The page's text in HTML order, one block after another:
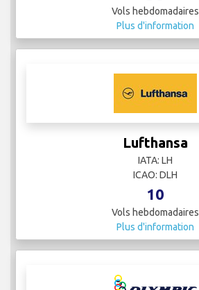
Vols hebdomadaires
Plus d'information
Lufthansa
IATA: LH
ICAO: DLH
10
Vols hebdomadaires
Plus d'information